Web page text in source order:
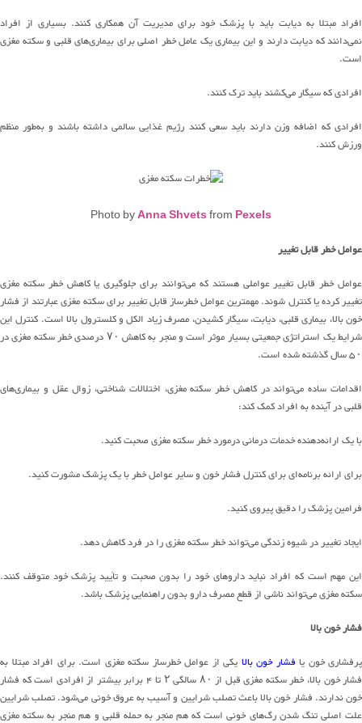
افراد مبتلا به دیابت باید با پزشک خود برای مدیریت آن همکاری کنند. بسیاری از افراد
نمیدانندکه دیابت دارند و این بیمارییک عامل خطر اصلی برایبیماریهایقلبی و سکته مغزی
است.
افرادی که سیگارمیکشندباید ترک کنند.
افرادی که اضافه وزن دارند باید سعی کنند رژیم غذایی سالمی داشته باشند و بهطورمنظم
ورزش کنند.
Photo byAnna Shvetsfrom Pexels
عوامل خطر قابل تغییر
عوامل خطر قابل تغییر عواملی هستند که میتوانند برای جلوگیری یا کاهش خطر سکته مغزی
تغییر کرده یا کنترل شوند.مهمترین عوامل خطرساز قابل تغییر برای سکته مغزی عبارتند از فشار
خون بالا، بیماری قلبی،دیابت،سیگارکشیدن،مصرفزیاد الکل و کلسترول بالا است. کنترل این
شرایط یک استراتژی جمعیتی بسیارموثراست و منجر به کاهش ۷۰درصدی خطر سکته مغزی در
۵۰سال گذشته شده است.
اقدامات ساده میتوانددر کاهش خطر سکته مغزی، اختلالات شناختی، زوال عقل و بیماریهای
قلبی در آیندهبه افرادکمک کند:
با یکارائهدهندهخدمات درمانیدرموردخطر سکته مغزی صحبت کنید.
برای ارائهبرنامهایبرای کنترل فشار خون و سایر عوامل خطر با یکپزشکمشورتکنید.
فرامین پزشک را دقیق پیروی کنید.
ایجاد تغییر در شیوه زندگیمیتواندخطر سکته مغزی را در فرد کاهش دهد.
این مهم است که افراد نباید داروهای خود را بدون صحبت و تأیید پزشک خود متوقف کنند.
سکته مغزیمیتواندناشی از قطع مصرف دارو بدون راهنمایی پزشک باشد.
فشار خون بالا
پرفشاری خون یا فشار خون بالا یکی از عوامل خطرساز سکته مغزی است.برای افراد مبتلا به
فشار خون بالا، خطر سکته مغزی قبل از ۸۰سالگی۲تا۴ برابر بیشتر از افرادی است که فشار
خون ندارند. فشار خون بالا باعث تصلب شرایین وآسیب به عروق خونیمیشود.تصلب شرایین
علت اصلی تنگ شدنرگهای خونی است که هم منجر به حمله قلبی و هممنجر بهسکته مغزی